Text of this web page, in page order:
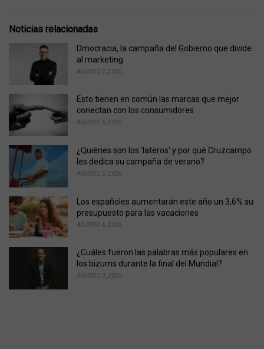
eNoticias relacionadas
Dmocracia, la campaña del Gobierno que divide
al marketing
AGOSTO 7, 2026
Esto tienen en común las marcas que mejor
conectan con los consumidores
AGOSTO 6, 2026
¿Quiénes son los 'lateros' y por qué Cruzcampo
les dedica su campaña de verano?
AGOSTO 5, 2026
Los españoles aumentarán este año un 3,6% su
presupuesto para las vacaciones
AGOSTO 4, 2026
¿Cuáles fueron las palabras más populares en
los bizums durante la final del Mundial?
AGOSTO 3, 2026